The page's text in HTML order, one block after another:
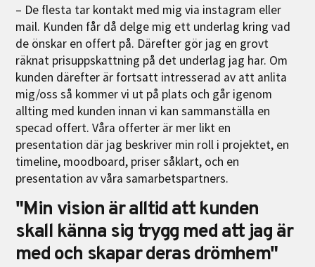
– De flesta tar kontakt med mig via instagram eller
mail. Kunden får då delge mig ett underlag kring vad
de önskar en offert på. Därefter gör jag en grovt
räknat prisuppskattning på det underlag jag har. Om
kunden därefter är fortsatt intresserad av att anlita
mig/oss så kommer vi ut på plats och går igenom
allting med kunden innan vi kan sammanställa en
specad offert. Våra offerter är mer likt en
presentation där jag beskriver min roll i projektet, en
timeline, moodboard, priser såklart, och en
presentation av våra samarbetspartners.
"Min vision är alltid att kunden
skall känna sig trygg med att jag är
med och skapar deras drömhem"